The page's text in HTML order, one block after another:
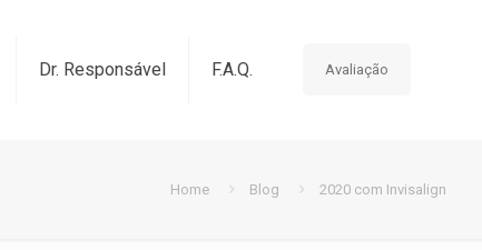
Dr. Responsável F.A.Q. Avaliação
Home Blog 2020 com Invisalign